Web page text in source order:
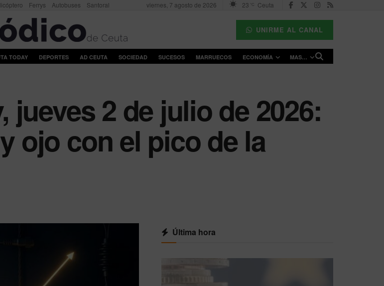
Ferrys Autobuses Santoral viernes, 7 agosto de 2026 23 °C Ceuta
UNIRME AL CANAL
TODAY DEPORTES AD CEUTA SOCIEDAD SUCESOS MARRUECOS ECONOMÍA MAS…
jueves 2 de julio de 2026:
ojo con el pico de la
Última hora